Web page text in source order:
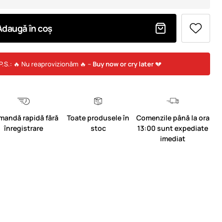
în coș
🔥 Nu reaprovizionăm 🔥 – Buy now or cry later💔
rapidă fără
înregistrare
Toate produsele în
stoc
Comenzile până la ora
13:00 sunt expediate
imediat